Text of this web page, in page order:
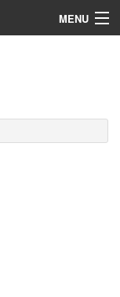
MENU